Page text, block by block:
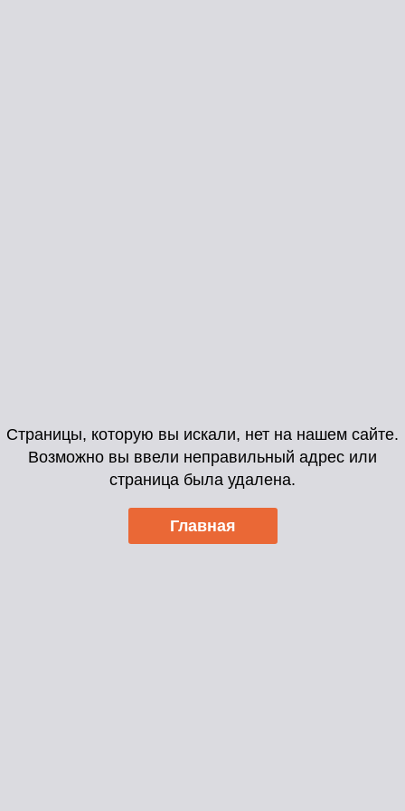
Страницы, которую вы искали, нет на нашем сайте.
Возможно вы ввели неправильный адрес или
страница была удалена.
Главная